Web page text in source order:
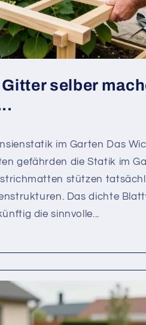
selber
im Garten Das
gefährden die Statik im
stützen
Das dichte
die sinnvolle...